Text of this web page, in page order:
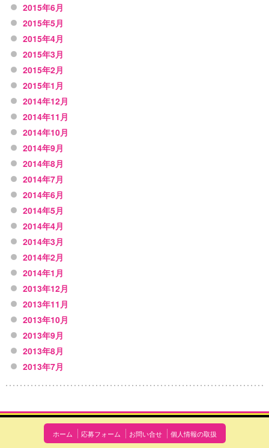
2015年6月
2015年5月
2015年4月
2015年3月
2015年2月
2015年1月
2014年12月
2014年11月
2014年10月
2014年9月
2014年8月
2014年7月
2014年6月
2014年5月
2014年4月
2014年3月
2014年2月
2014年1月
2013年12月
2013年11月
2013年10月
2013年9月
2013年8月
2013年7月
ホーム 応募フォーム お問い合せ 個人情報の取扱